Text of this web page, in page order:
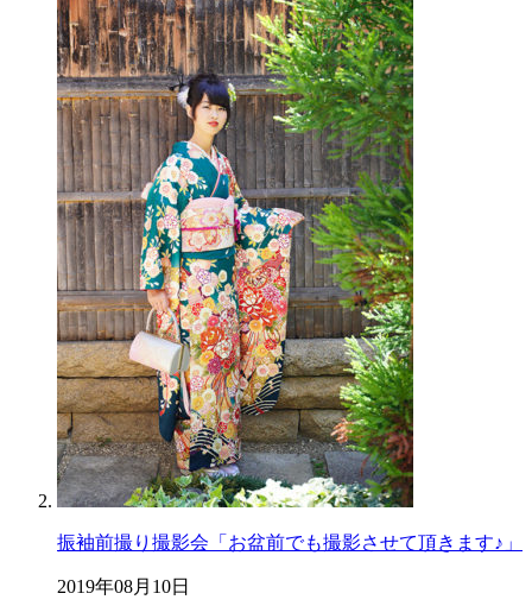
振袖前撮り撮影会「お盆前でも撮影させて頂きます♪」
2019年08月10日